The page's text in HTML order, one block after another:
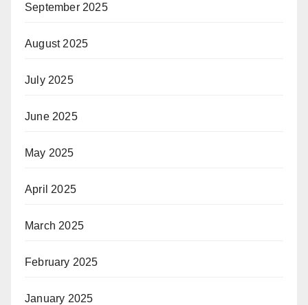
September 2025
August 2025
July 2025
June 2025
May 2025
April 2025
March 2025
February 2025
January 2025